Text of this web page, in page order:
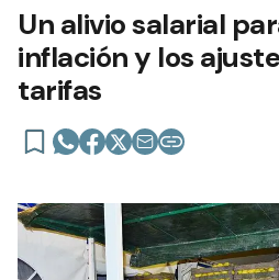
Un alivio salarial
inflación y los
tarifas